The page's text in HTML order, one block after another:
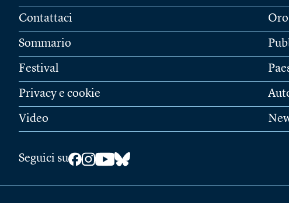
Contattaci
Sommario
Festival
Privacy e cookie
Video
Seguici su